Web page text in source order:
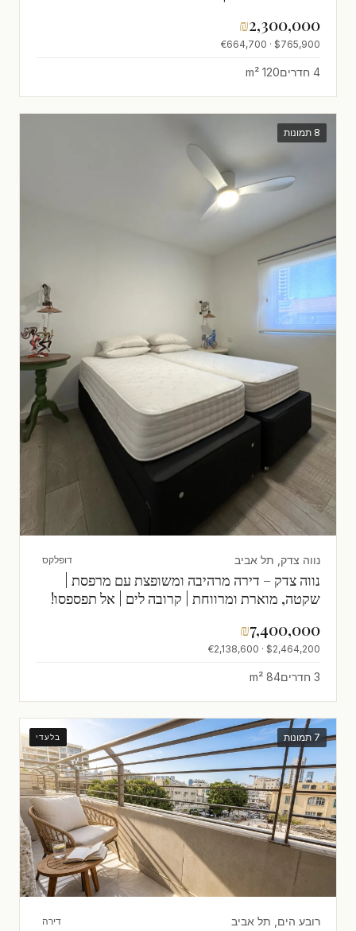
₪2,300,000
$765,900 · €664,700
4 חדרים 120 m²
8 תמונות
נווה צדק, תל אביב דופלקס
נווה צדק – דירה מרהיבה ומשופצת עם מרפסת |
שקטה, מוארת ומרווחת | קרובה לים | אל תפספסו!
₪7,400,000
$2,464,200 · €2,138,600
3 חדרים 84 m²
בלעדי 7 תמונות
רובע הים, תל אביב דירה